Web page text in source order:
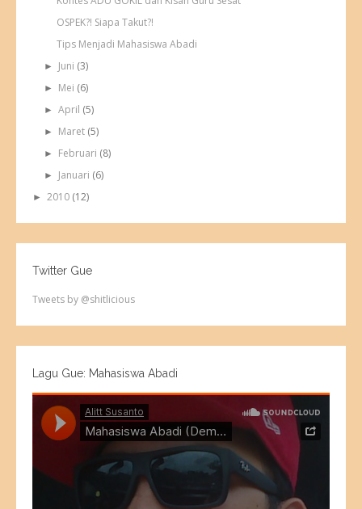
OSPEK?! Siapa Takut?!
Tips Menjadi Mahasiswa Abadi
► Juni (3)
► Mei (6)
►April (5)
► Maret (5)
► Februari (8)
► Januari (6)
► 2010 (12)
Twitter Gue
Tweets by @shitlicious
Lagu Gue: Mahasiswa Abadi